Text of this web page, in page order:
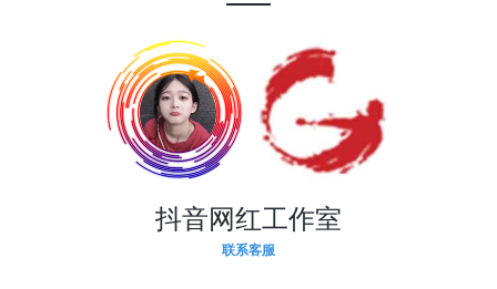
抖音网红工作室
联系客服